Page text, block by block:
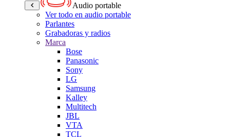
Audio portable
Ver todo en audio portable
Parlantes
Grabadoras y radios
Marca
Bose
Panasonic
Sony
LG
Samsung
Kalley
Multitech
JBL
VTA
TCL